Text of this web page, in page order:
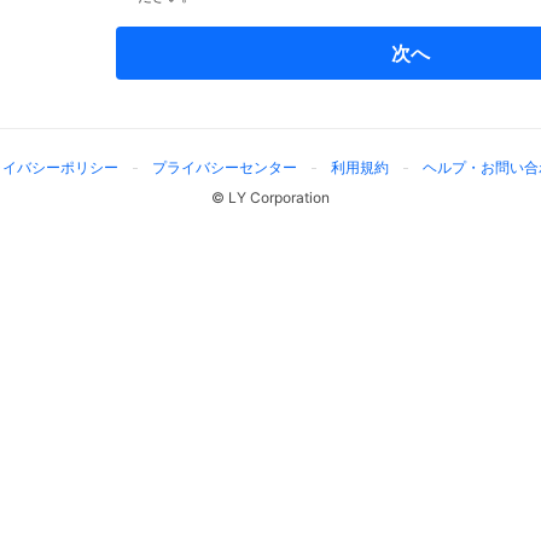
次へ
バシーポリシー プライバシーセンター 利用規約
ヘルプ・お問い
© LY Corporation